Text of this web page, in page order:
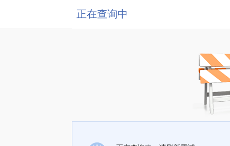
正在查询中